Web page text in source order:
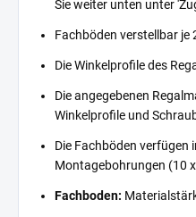
Sie weiter unten unter
Fachböden verstellbar je
Die Winkelprofile des
Die angegebenen
Winkelprofile und
Die Fachböden verfügen
Montagebohrungen (10
Fachboden: